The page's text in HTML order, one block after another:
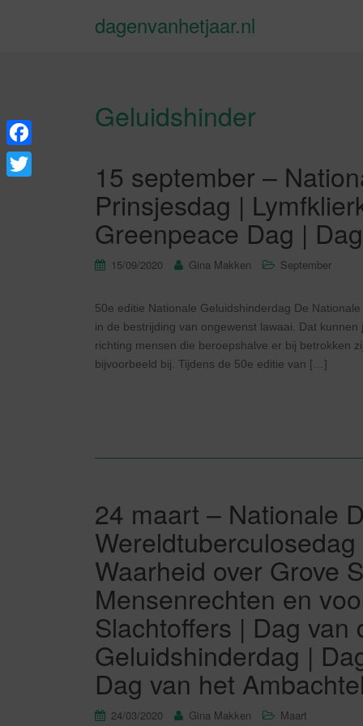
dagenvanhetjaar.nl
Geluidshinder
15 september –
Prinsjesdag |
Greenpeace Dag |
15/09/2020 Gina Makken September
50e editie Nationale Geluidshinderdag De
in de bestrijding van ongewenst lawaai. Dat
richting mensen die beroepshalve er bij betrokken
bijvoorbeeld bij. Tijdens de 50e editie van […]
24 maart – Nationale
Waarheid over Grove
Mensenrechten en
Slachtoffers | Dag van
Geluidshinderdag |
Dag van het
24/03/2020 Gina Makken Maart
F